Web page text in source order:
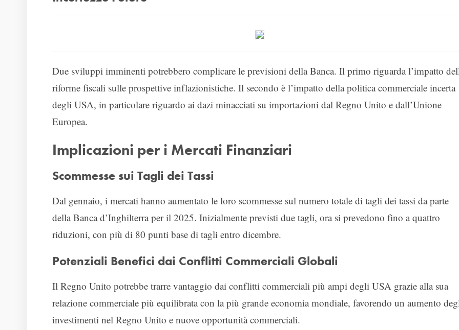
Due sviluppi imminenti potrebbero complicare le previsioni della Banca. Il primo riguarda l’impatto
riforme fiscali sulle prospettive inflazionistiche. Il secondo è l’impatto della politica commerciale incerta
degli USA, in particolare riguardo ai dazi minacciati su importazioni dal Regno Unito e dall’Unione
Europea.
Implicazioni per i Mercati Finanziari
Scommesse sui Tagli dei Tassi
Dal gennaio, i mercati hanno aumentato le loro scommesse sul numero totale di tagli dei tassi da parte
della Banca d’Inghilterra per il 2025. Inizialmente previsti due tagli, ora si prevedono fino a quattro
riduzioni, con più di 80 punti base di tagli entro dicembre.
Potenziali Benefici dai Conflitti Commerciali Globali
Il Regno Unito potrebbe trarre vantaggio dai conflitti commerciali più ampi degli USA grazie alla sua
relazione commerciale più equilibrata con la più grande economia mondiale, favorendo un aumento
investimenti nel Regno Unito e nuove opportunità commerciali.